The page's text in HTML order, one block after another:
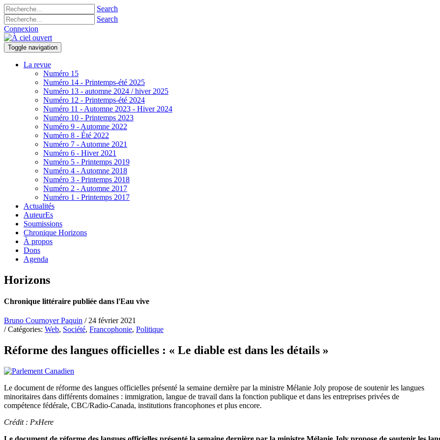
Search
Search
Connexion
Toggle navigation
La revue
Numéro 15
Numéro 14 - Printemps-été 2025
Numéro 13 - automne 2024 / hiver 2025
Numéro 12 - Printemps-été 2024
Numéro 11 - Automne 2023 - Hiver 2024
Numéro 10 - Printemps 2023
Numéro 9 - Automne 2022
Numéro 8 - Été 2022
Numéro 7 - Automne 2021
Numéro 6 - Hiver 2021
Numéro 5 - Printemps 2019
Numéro 4 - Automne 2018
Numéro 3 - Printemps 2018
Numéro 2 - Automne 2017
Numéro 1 - Printemps 2017
Actualités
AuteurEs
Soumissions
Chronique Horizons
À propos
Dons
Agenda
Horizons
Chronique littéraire publiée dans l'Eau vive
Bruno Cournoyer Paquin / 24 février 2021
/ Catégories: Web, Société, Francophonie, Politique
Réforme des langues officielles : « Le diable est dans les détails »
Le document de réforme des langues officielles présenté la semaine dernière par la ministre Mélanie Joly propose de soutenir les langues
minoritaires dans différents domaines : immigration, langue de travail dans la fonction publique et dans les entreprises privées de
compétence fédérale, CBC/Radio-Canada, institutions francophones et plus encore.
Crédit : PxHere